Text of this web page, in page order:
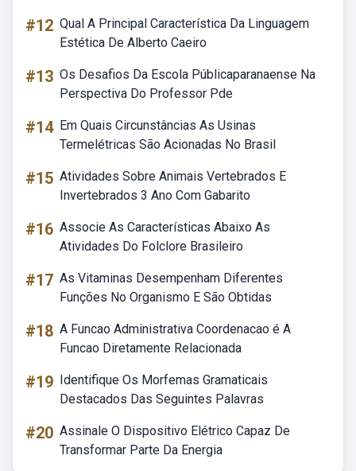
#12 Qual A Principal Característica Da Linguagem
Estética De Alberto Caeiro
#13 Os Desafios Da Escola Públicaparanaense Na
Perspectiva Do Professor Pde
#14 Em Quais Circunstâncias As Usinas
Termelétricas São Acionadas No Brasil
#15 Atividades Sobre Animais Vertebrados E
Invertebrados 3 Ano Com Gabarito
#16 Associe As Características Abaixo As
Atividades Do Folclore Brasileiro
#17 As Vitaminas Desempenham Diferentes
Funções No Organismo E São Obtidas
#18 A Funcao Administrativa Coordenacao é A
Funcao Diretamente Relacionada
#19 Identifique Os Morfemas Gramaticais
Destacados Das Seguintes Palavras
#20 Assinale O Dispositivo Elétrico Capaz De
Transformar Parte Da Energia